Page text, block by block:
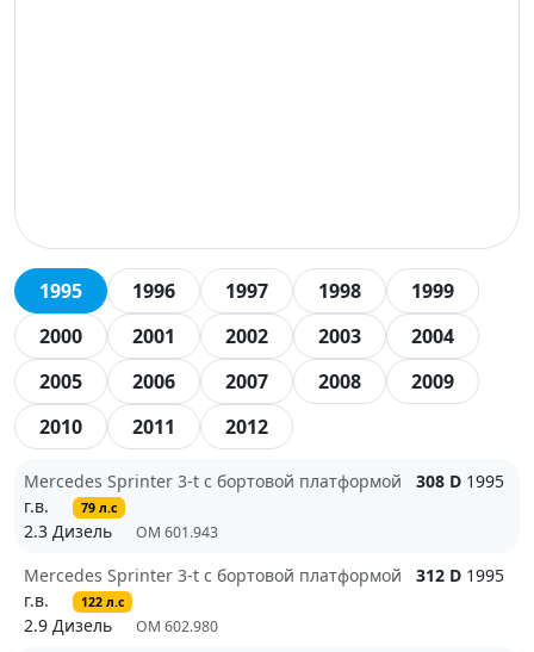
1995 1996 1997 1998
1999
2000
2001 2002 2003
2004
2005
2006 2007 2008
2009
2010
2011 2012
Mercedes Sprinter 3-t c бортовой платформой 308 D 1995
г.в.
79 л.с
2.3 Дизель OM 601.943
Mercedes Sprinter 3-t c бортовой платформой 312 D 1995
г.в.
122 л.с
2.9 Дизель OM 602.980